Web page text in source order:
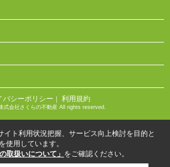
バシーポリシー ｜ 利用規約
式会社さくらの不動産 All rights reserved.
イト利用状況把握、サービス向上検討を目的と
使用しています。
取扱いについて」 をご確認ください。